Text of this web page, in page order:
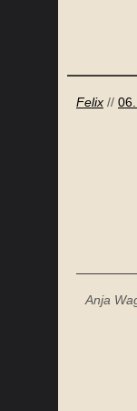
Felix //
Anja